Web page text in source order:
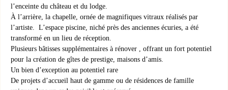
l’enceinte du château et du lodge.
À l’arrière, la chapelle, ornée de magnifiques vitraux réalisés par
l’artiste. L’espace piscine, niché près des anciennes écuries, a été
transformé en un lieu de réception.
Plusieurs bâtisses supplémentaires à rénover , offrant un fort potentiel
pour la création de gîtes de prestige, maisons d’amis.
Un bien d’exception au potentiel rare
De projets d’accueil haut de gamme ou de résidences de famille